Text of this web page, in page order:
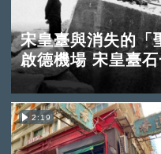
宋皇臺與消失的「
啟德機場 宋皇臺石
2:19